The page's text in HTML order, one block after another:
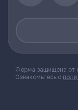
Форма защищена от
Ознакомьтесь с